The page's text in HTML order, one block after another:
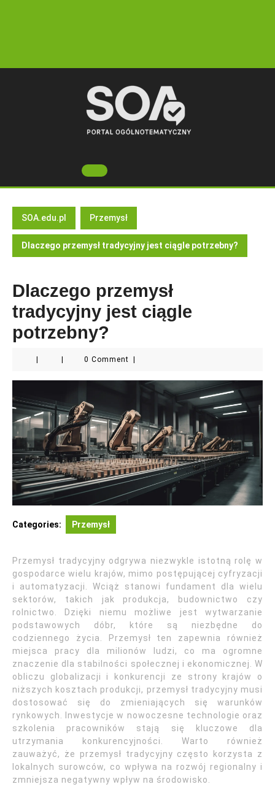
Open
Button
SOA.edu.pl Przemysł
Dlaczego przemysł tradycyjny jest ciągle potrzebny?
Dlaczego przemysł
tradycyjny jest ciągle
potrzebny?
0 Comment
Categories: Przemysł
Przemysł tradycyjny odgrywa niezwykle istotną rolę w
gospodarce wielu krajów, mimo postępującej cyfryzacji
i automatyzacji. Wciąż stanowi fundament dla wielu
sektorów, takich jak produkcja, budownictwo czy
rolnictwo. Dzięki niemu możliwe jest wytwarzanie
podstawowych dóbr, które są niezbędne do
codziennego życia. Przemysł ten zapewnia również
miejsca pracy dla milionów ludzi, co ma ogromne
znaczenie dla stabilności społecznej i ekonomicznej. W
obliczu globalizacji i konkurencji ze strony krajów o
niższych kosztach produkcji, przemysł tradycyjny musi
dostosować się do zmieniających się warunków
rynkowych. Inwestycje w nowoczesne technologie oraz
szkolenia pracowników stają się kluczowe dla
utrzymania konkurencyjności. Warto również
zauważyć, że przemysł tradycyjny często korzysta z
lokalnych surowców, co wpływa na rozwój regionalny i
zmniejsza negatywny wpływ na środowisko.